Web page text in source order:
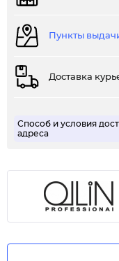
Пункты
Доставка
Способ и условия
адреса